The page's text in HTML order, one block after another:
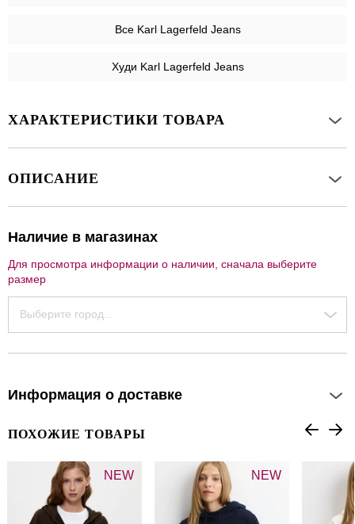
Все Karl Lagerfeld Jeans
Худи Karl Lagerfeld Jeans
ХАРАКТЕРИСТИКИ ТОВАРА
ОПИСАНИЕ
Наличие в магазинах
Для просмотра информации о наличии, сначала выберите
размер
Выберите город...
Информация о доставке
ПОХОЖИЕ ТОВАРЫ
NEW NEW